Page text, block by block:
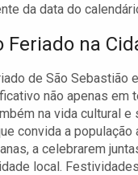
da data do
Feriado na
de São Sebastião
não apenas em
na vida cultural e
convida a população
a celebrarem
local.